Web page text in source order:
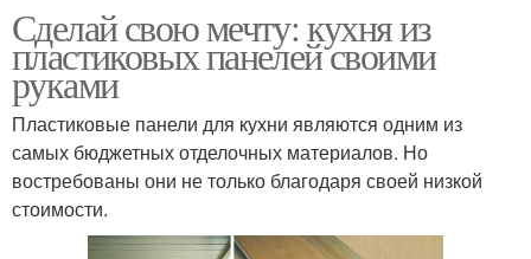
Сделай свою мечту: кухня из
пластиковых панелей своими
руками
Пластиковые панели для кухни являются одним из
самых бюджетных отделочных материалов. Но
востребованы они не только благодаря своей низкой
стоимости.